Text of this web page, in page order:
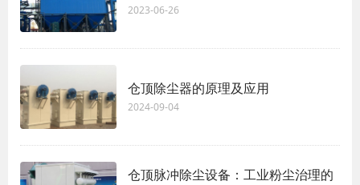
2023-06-26
仓顶除尘器的原理及应用
2024-09-04
仓顶脉冲除尘设备：工业粉尘治理的